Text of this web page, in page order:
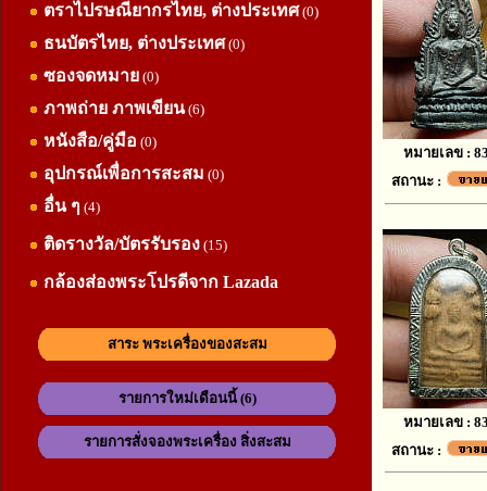
ตราไปรษณียากรไทย, ต่างประเทศ(0)
ธนบัตรไทย, ต่างประเทศ(0)
ซองจดหมาย (0)
ภาพถ่าย ภาพเขียน(6)
หนังสือ/คู่มือ (0)
อุปกรณ์เพื่อการสะสม (0)
อื่น ๆ (4)
ติดรางวัล/บัตรรับรอง (15)
กล้องส่องพระโปรดีจาก Lazada
สาระ พระเครื่องของสะสม
รายการใหม่เดือนนี้ (6)
รายการสั่งจองพระเครื่อง สิ่งสะสม
หมายเลข :
สถานะ :
หมายเลข :
สถานะ :